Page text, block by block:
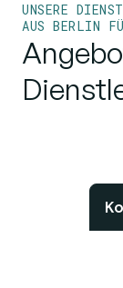
UNSERE
AUS BERLIN
Chat